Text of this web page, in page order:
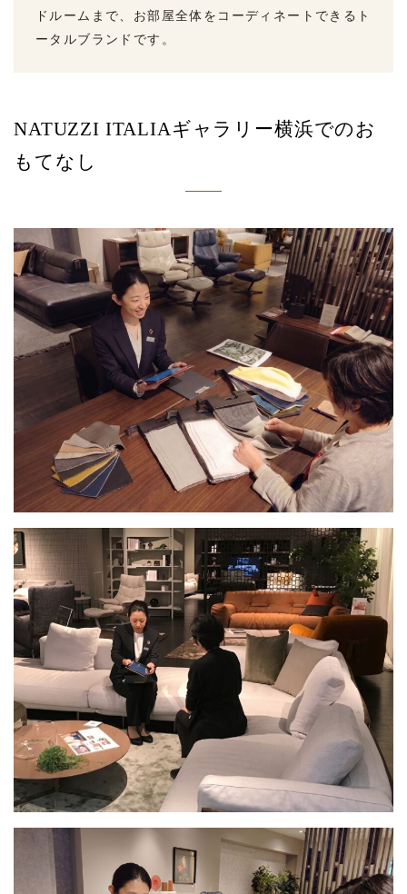
ドルームまで、お部屋全体をコーディネートできるト
ータルブランドです。
NATUZZI ITALIAギャラリー横浜でのお
もてなし